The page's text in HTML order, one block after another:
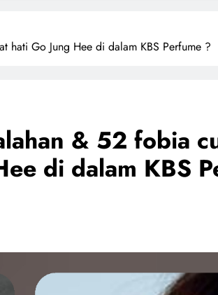
Go Jung Hee di dalam KBS Perfume ?
& 52 fobia
di dalam KBS